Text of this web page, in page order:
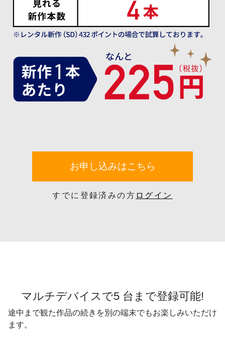
お申し込みはこちら
すでに登録済みの方 ログイン
マルチデバイスで5 台まで登録可能!
途中まで観た作品の続きを別の端末でもお楽しみいただけ
ます。